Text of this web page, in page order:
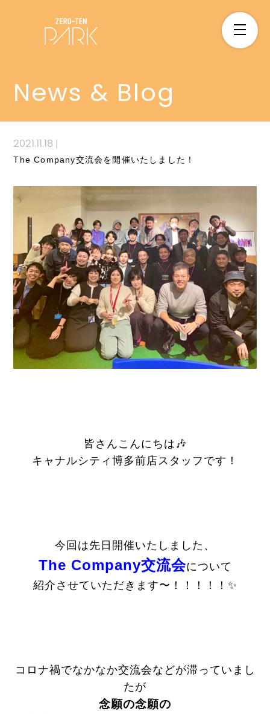
News & Blog
2021.11.18 |
The Company交流会を開催いたしました！
皆さんこんにちは🎶
キャナルシティ博多前店スタッフです！
今回は先日開催いたしました、
The Company交流会について
紹介させていただきます〜！！！！！✨
コロナ禍でなかなか交流会などが滞っていまし
たが
念願の念願の